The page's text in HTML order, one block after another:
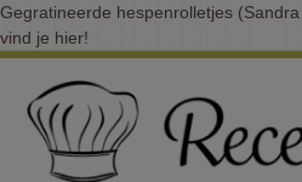
Gegratineerde hespenrolletjes
vind je hier!